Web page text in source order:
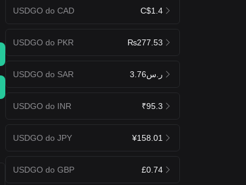
USDGO do CAD C$1.4
USDGO do PKR ₨277.53
USDGO do SAR ر.س3.76
USDGO do INR ₹95.3
USDGO do JPY ¥158.01
USDGO do GBP £0.74